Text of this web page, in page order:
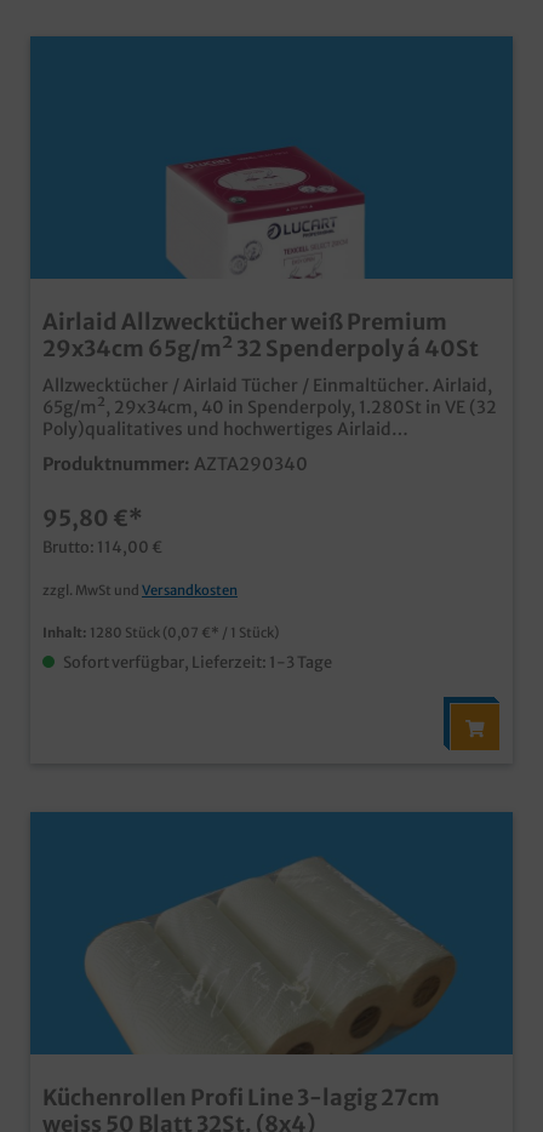
Airlaid Allzwecktücher weiß Premium
29x34cm 65g/m² 32 Spenderpoly á 40St
Allzwecktücher / Airlaid Tücher / Einmaltücher. Airlaid,
65g/m², 29x34cm, 40 in Spenderpoly, 1.280St in VE (32
Poly)qualitatives und hochwertiges Airlaid
Tuchstoffähnliches Airlaid Material, vielseitig
einsetzbar (Putztuch, Gästehandtuch, Küchentuch,
Zustandhygienische, robuste Lösung für gewerbliche
Einsatzbereicheideal für Küche, Studio, Werkstatt,
usw.in der praktischen Spenderpoly zur
Einzelentnahmegünstiges Großverbraucherpack
Produktnummer: AZTA290340
95,80 €*
Brutto: 114,00 €
zzgl. MwSt und Versandkosten
Inhalt: 1280 Stück (0,07 €* / 1 Stück)
Sofort verfügbar, Lieferzeit: 1-3 Tage
Küchenrollen Profi Line 3-lagig 27cm
weiss 50 Blatt 32St. (8x4)